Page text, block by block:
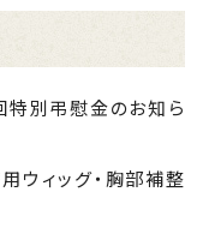
別弔慰金のお知ら
ウィッグ・胸部補整